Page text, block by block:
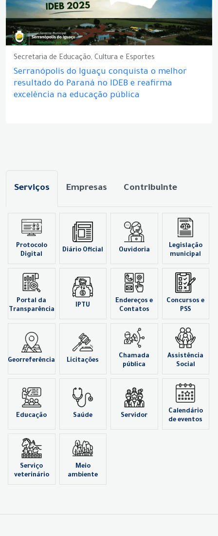
Secretaria de Educação, Cultura e Esportes
Serranópolis do Iguaçu conquista o melhor
resultado do Paraná no IDEB e reafirma
excelência na educação pública
Serviços Empresas Contribuinte
Protocolo
Digital
Diário Oficial Ouvidoria
Legislação
municipal
Portal da
Transparência
IPTU
Endereços e
Contatos
Concursos e
PSS
Georreferência Licitações
Chamada
pública
Assistência
Social
Educação Saúde Servidor
Calendário
de eventos
Serviço
veterinário
Meio
ambiente